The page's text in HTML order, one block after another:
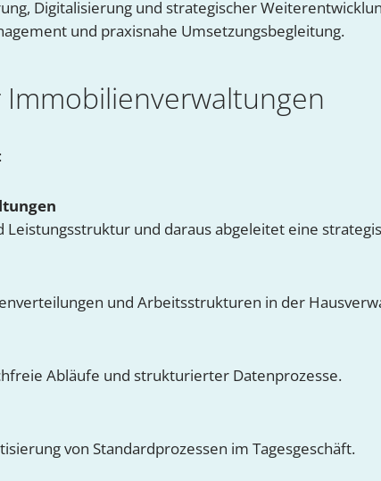
Digitalisierung und strategischer
und praxisnahe Umsetzungsbegleitung.
und daraus abgeleitet eine
und Arbeitsstrukturen in der
Abläufe und strukturierter Datenprozesse.
von Standardprozessen im Tagesgeschäft.